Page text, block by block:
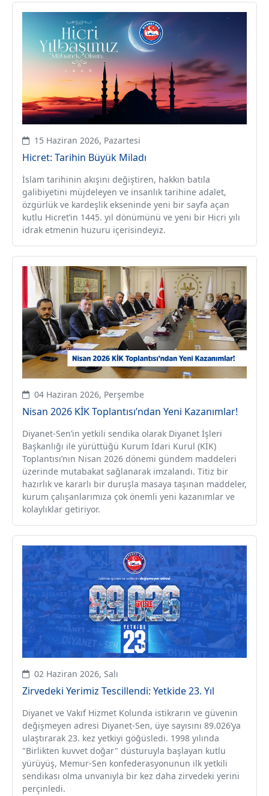
15 Haziran 2026, Pazartesi
Hicret: Tarihin Büyük Miladı
İslam tarihinin akışını değiştiren, hakkın batıla
galibiyetini müjdeleyen ve insanlık tarihine adalet,
özgürlük ve kardeşlik ekseninde yeni bir sayfa açan
kutlu Hicret’in 1445. yıl dönümünü ve yeni bir Hicri yılı
idrak etmenin huzuru içerisindeyiz.
04 Haziran 2026, Perşembe
Nisan 2026 KİK Toplantısı’ndan Yeni Kazanımlar!
Diyanet-Sen’in yetkili sendika olarak Diyanet İşleri
Başkanlığı ile yürüttüğü Kurum İdari Kurul (KİK)
Toplantısı’nın Nisan 2026 dönemi gündem maddeleri
üzerinde mutabakat sağlanarak imzalandı. Titiz bir
hazırlık ve kararlı bir duruşla masaya taşınan maddeler,
kurum çalışanlarımıza çok önemli yeni kazanımlar ve
kolaylıklar getiriyor.
02 Haziran 2026, Salı
Zirvedeki Yerimiz Tescillendi: Yetkide 23. Yıl
Diyanet ve Vakıf Hizmet Kolunda istikrarın ve güvenin
değişmeyen adresi Diyanet-Sen, üye sayısını 89.026’ya
ulaştırarak 23. kez yetkiyi göğüsledi. 1998 yılında
"Birlikten kuvvet doğar" düsturuyla başlayan kutlu
yürüyüş, Memur-Sen konfederasyonunun ilk yetkili
sendikası olma unvanıyla bir kez daha zirvedeki yerini
perçinledi.